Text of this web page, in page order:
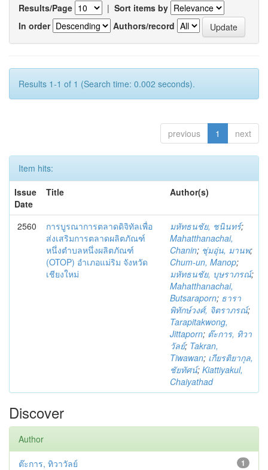
Results/Page | Sort items by
In order
Authors/record
Results 1-1 of 1 (Search time: 0.002 seconds).
previous 1 next
Item hits:
Issue
Date
Title Author(s)
2560
การบูรณาการตลาดดิจิทัลเพื่อ
ส่งเสริมการตลาดผลิตภัณฑ์
หนึ่งตำบลหนึ่งผลิตภัณฑ์
(OTOP) อำเภอแม่ริม จังหวัด
เชียงใหม่
มหัทธนชัย, ชนินทร์;
Mahatthanachai,
Chanin; ชุ่มอุ่น, มานพ;
Chum-un, Manop;
มหัทธนชัย, บุษราภรณ์;
Mahatthanachai,
Butsaraporn; ธารา
พิทักษ์วงศ์, จิตราภรณ์;
Tarapitakwong,
Jittaporn; ต๊ะการ, ทิวา
วัลย์; Takran,
Tiwawan; เกียรติยากุล,
ชัยทัศน์; Kiattiyakul,
Chaiyathad
Discover
Author
1
ต๊ะการ, ทิวาวัลย์